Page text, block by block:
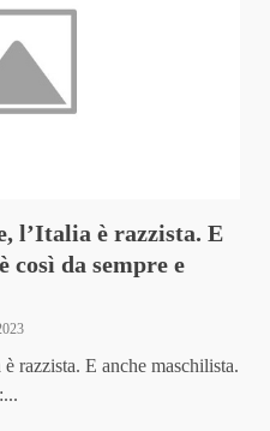
l’Italia è razzista. E
così da sempre e
razzista. E anche maschilista.